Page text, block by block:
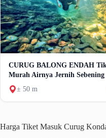
CURUG BALONG ENDAH
Murah Airnya Jernih Sebening
± 50 m
Harga Tiket Masuk Curug